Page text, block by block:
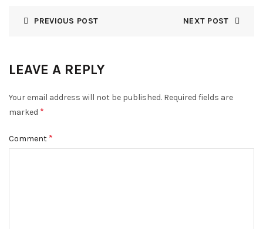
PREVIOUS POST NEXT POST
LEAVE A REPLY
Your email address will not be published. Required fields are
marked *
Comment *